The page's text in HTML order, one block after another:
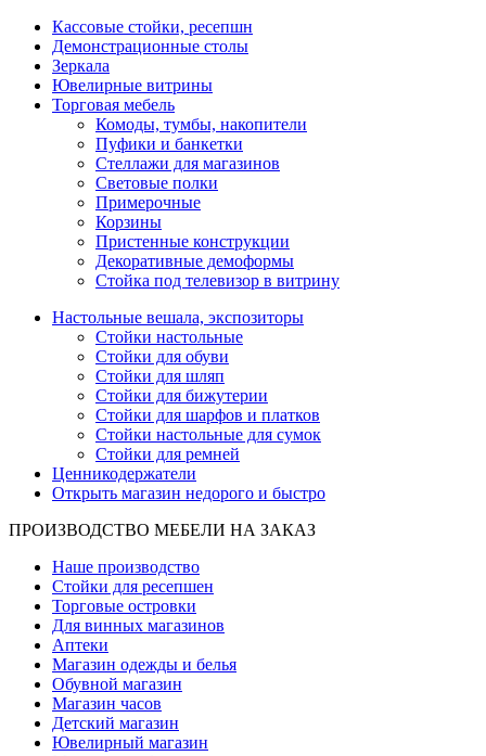
Кассовые стойки, ресепшн
Демонстрационные столы
Зеркала
Ювелирные витрины
Торговая мебель
Комоды, тумбы, накопители
Пуфики и банкетки
Стеллажи для магазинов
Световые полки
Примерочные
Корзины
Пристенные конструкции
Декоративные демоформы
Стойка под телевизор в витрину
Настольные вешала, экспозиторы
Стойки настольные
Стойки для обуви
Стойки для шляп
Стойки для бижутерии
Стойки для шарфов и платков
Стойки настольные для сумок
Стойки для ремней
Ценникодержатели
Открыть магазин недорого и быстро
ПРОИЗВОДСТВО МЕБЕЛИ НА ЗАКАЗ
Наше производство
Стойки для ресепшен
Торговые островки
Для винных магазинов
Аптеки
Магазин одежды и белья
Обувной магазин
Магазин часов
Детский магазин
Ювелирный магазин